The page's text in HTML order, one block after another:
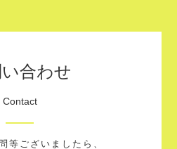
合わせ
Contact
等ございましたら、